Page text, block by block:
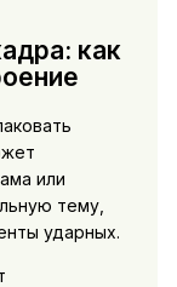
как
или
тему,
ударных.